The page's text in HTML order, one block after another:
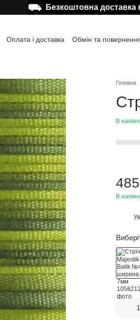
⛟ Безкоштовна доставка
Оплата і доставка Обмін та
Головна
В
В